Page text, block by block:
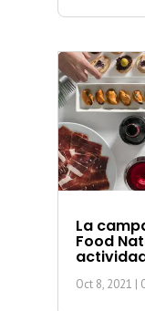
La
Food
Oct 8, 2021 |